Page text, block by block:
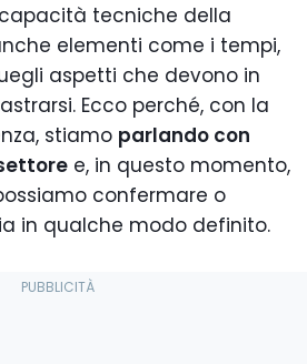
tecniche della
elementi come i tempi,
aspetti che devono in
Ecco perché, con la
stiamo parlando con
e, in questo momento,
confermare o
in qualche modo definito.